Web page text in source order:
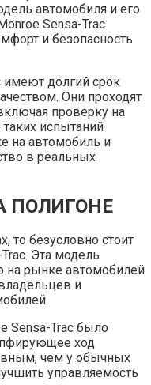
автомобиля и его
Sensa-Trac
и безопасность
имеют долгий срок
Они проходят
проверку на
таких испытаний
на автомобиль и
в реальных
ПОЛИГОНЕ
то безусловно стоит
Эта модель
на рынке автомобилей
и
Sensa-Trac было
ход
чем у обычных
управляемость